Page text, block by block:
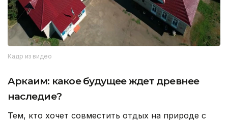
Кадр из видео
Аркаим: какое будущее ждет древнее
наследие?
Тем, кто хочет совместить отдых на природе с